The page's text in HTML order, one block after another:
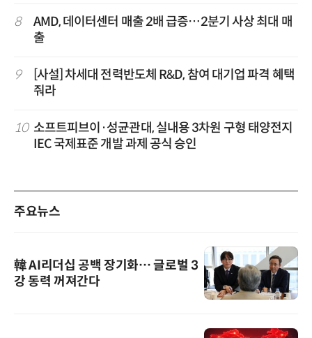
8
AMD, 데이터센터 매출 2배 급증…2분기 사상 최대 매
출
9
[사설] 차세대 전력반도체 R&D, 참여 대기업 파격 혜택
줘라
10 소프트피브이·성균관대, 실내용 3차원 구형 태양전지
IEC 국제표준 개발 과제 공식 승인
주요뉴스
韓 AI리더십 공백 장기화… 글로벌 3
강 동력 꺼져간다